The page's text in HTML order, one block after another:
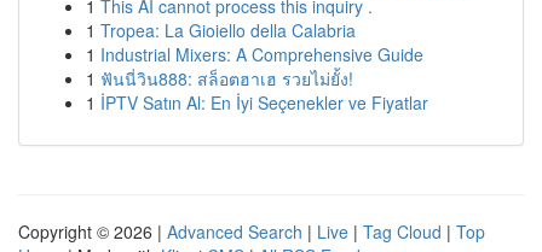
1 This AI cannot process this inquiry .
1 Tropea: La Gioiello della Calabria
1 Industrial Mixers: A Comprehensive Guide
1 ฟันนี่วิน888: สล็อตฮาเฮ รวยไม่ยั้ง!
1 İPTV Satın Al: En İyi Seçenekler ve Fiyatlar
Copyright © 2026 | Advanced Search | Live | Tag Cloud | Top